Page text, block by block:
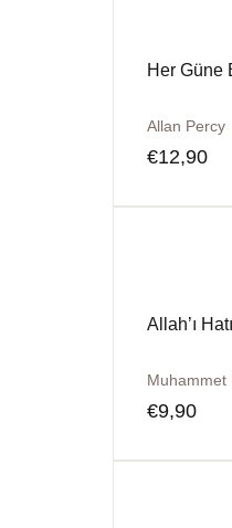
Her Güne
Allan Percy
€12,90
Allah’ı
Muhammet
€9,90